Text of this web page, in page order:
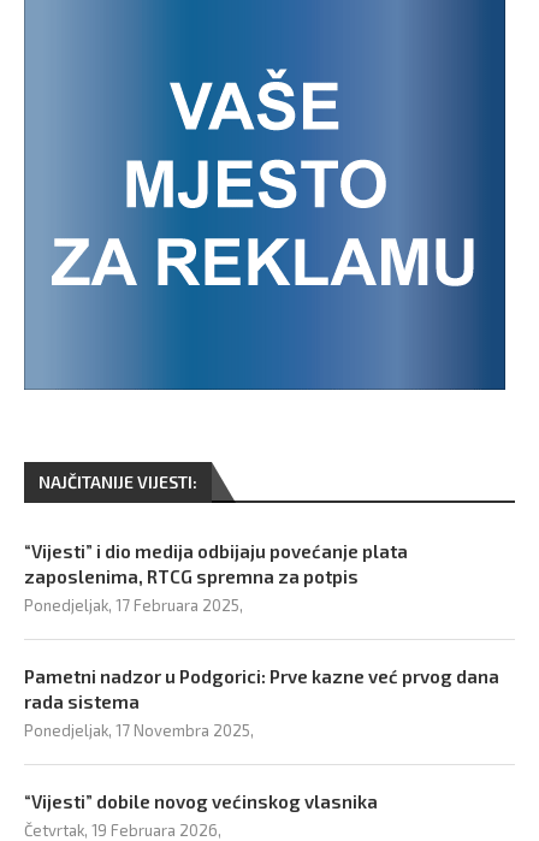
NAJČITANIJE VIJESTI:
“Vijesti” i dio medija odbijaju povećanje plata
zaposlenima, RTCG spremna za potpis
Ponedjeljak, 17 Februara 2025,
Pametni nadzor u Podgorici: Prve kazne već prvog dana
rada sistema
Ponedjeljak, 17 Novembra 2025,
“Vijesti” dobile novog većinskog vlasnika
Četvrtak, 19 Februara 2026,